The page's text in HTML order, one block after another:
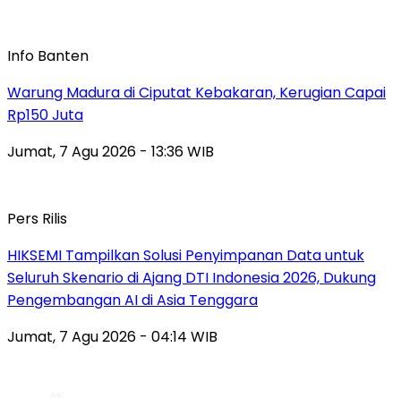
Info Banten
Warung Madura di Ciputat Kebakaran, Kerugian Capai
Rp150 Juta
Jumat, 7 Agu 2026 - 13:36 WIB
Pers Rilis
HIKSEMI Tampilkan Solusi Penyimpanan Data untuk
Seluruh Skenario di Ajang DTI Indonesia 2026, Dukung
Pengembangan AI di Asia Tenggara
Jumat, 7 Agu 2026 - 04:14 WIB